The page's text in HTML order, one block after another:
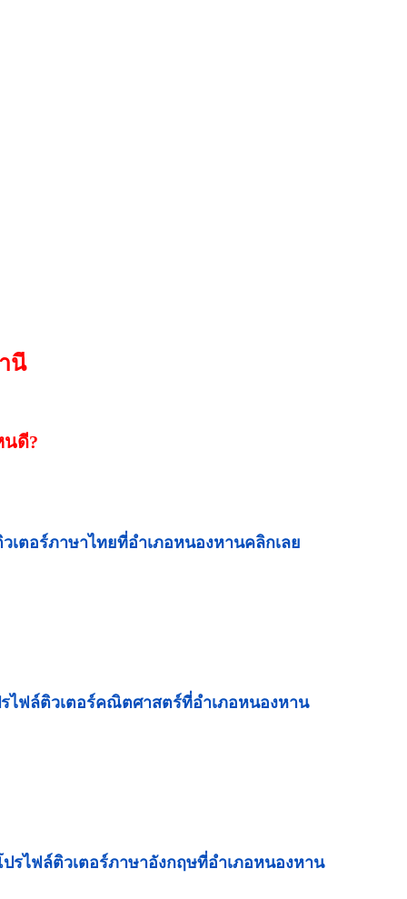
นี
นดี?
เตอร์ภาษาไทยที่อำเภอหนองหานคลิกเลย
ไฟล์ติวเตอร์คณิตศาสตร์ที่อำเภอหนองหาน
รไฟล์ติวเตอร์ภาษาอังกฤษที่อำเภอหนองหาน